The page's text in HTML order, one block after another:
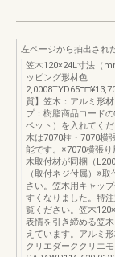
左ページから抽出され
笠木120×24L寸法（
ッピング形材色
質】笠木：アルミ形
プ：樹脂商品コード
ベット）を入れてく
木は7070柱・7070横
能です。※7070横張
木取付材が同梱（
（取付ネジ付属）※
さい。笠木用キャッ
すくなりました。特
覧ください。笠木
表情を引き締める笠
えています。アルミ
クリエダーククリエ